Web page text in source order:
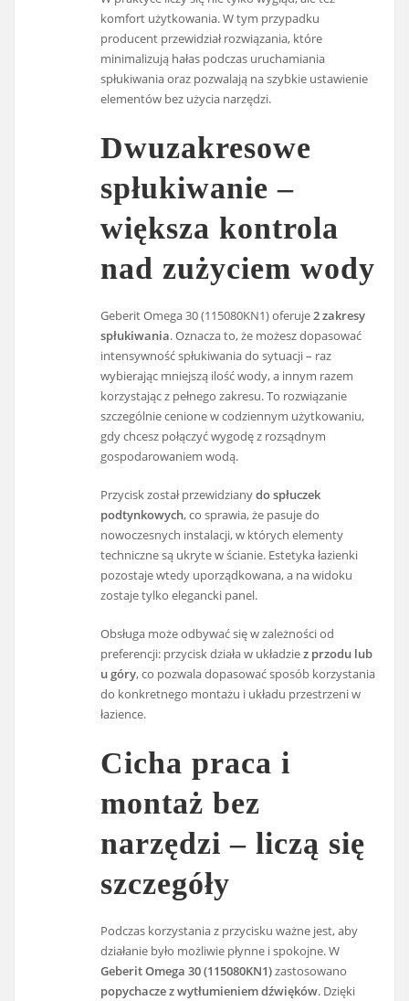
komfort użytkowania. W tym przypadku
producent przewidział rozwiązania, które
minimalizują hałas podczas uruchamiania
spłukiwania oraz pozwalają na szybkie ustawienie
elementów bez użycia narzędzi.
Dwuzakresowe
spłukiwanie –
większa kontrola
nad zużyciem wody
Geberit Omega 30 (115080KN1) oferuje2 zakresy
spłukiwania. Oznacza to, że możesz dopasować
intensywność spłukiwania do sytuacji – raz
wybierając mniejszą ilość wody, a innym razem
korzystając z pełnego zakresu. To rozwiązanie
szczególnie cenione w codziennym użytkowaniu,
gdy chcesz połączyć wygodę z rozsądnym
gospodarowaniem wodą.
Przycisk został przewidzianydo spłuczek
podtynkowych, co sprawia, że pasuje do
nowoczesnych instalacji, w których elementy
techniczne są ukryte w ścianie. Estetyka łazienki
pozostaje wtedy uporządkowana, a na widoku
zostaje tylko elegancki panel.
Obsługa może odbywać się w zależności od
preferencji: przycisk działa w układziez przodu lub
u góry, co pozwala dopasować sposób korzystania
do konkretnego montażu i układu przestrzeni w
łazience.
Cicha praca i
montaż bez
narzędzi – liczą się
szczegóły
Podczas korzystania z przycisku ważne jest, aby
działanie było możliwie płynne i spokojne. W
Geberit Omega 30 (115080KN1)zastosowano
popychacze z wytłumieniem dźwięków. Dzięki